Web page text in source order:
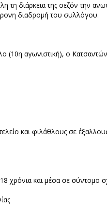
διάρκεια της σεζόν την
διαδρομή του συλλόγου.
(10η αγωνιστική), ο
και φιλάθλους σε
και μέσα σε σύντομο